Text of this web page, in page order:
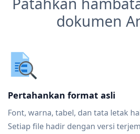
dokumen
Pertahankan format asli
Font, warna, tabel, dan tata letak
Setiap file hadir dengan versi